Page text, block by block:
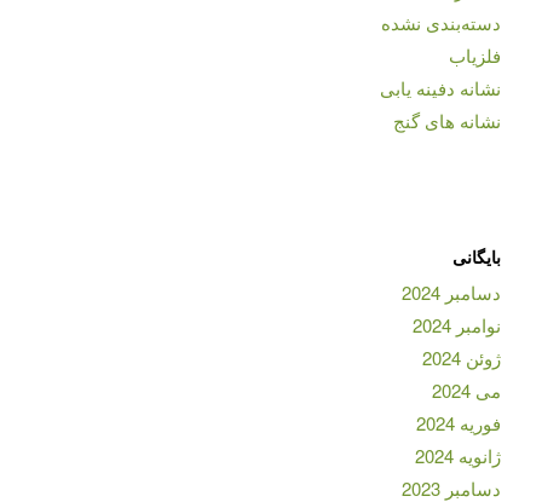
دسته‌بندی نشده
فلزیاب
نشانه دفینه یابی
نشانه های گنج
بایگانی
دسامبر 2024
نوامبر 2024
ژوئن 2024
می 2024
فوریه 2024
ژانویه 2024
دسامبر 2023